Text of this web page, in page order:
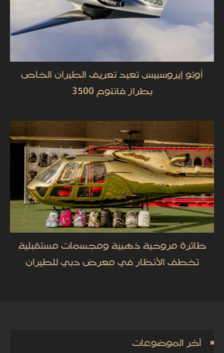
أوتو إيروسبيس تعيد تعريف الطيران الخاص
بطراز فانتوم 3500
طائرة مروحية ذهبية ومجسمات مستقبلية
تخطف الأنظار في معرض دبي للطيران
آخر الموضوعات